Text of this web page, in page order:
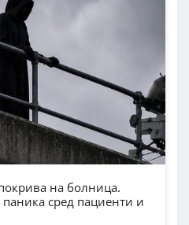
на болница.
сред пациенти и